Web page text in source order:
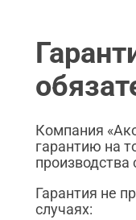
Компания
гарантию на
Гарантия не
случаях: